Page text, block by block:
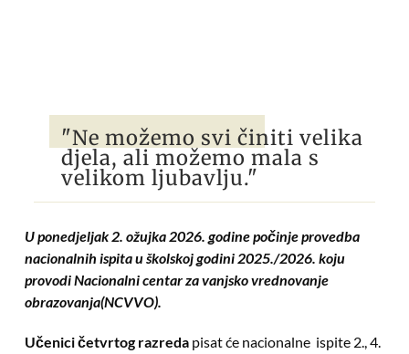
"Ne možemo svi činiti velika
djela, ali možemo mala s
velikom ljubavlju."
U ponedjeljak 2. ožujka 2026. godine počinje provedba
nacionalnih ispita u školskoj godini 2025./2026. koju
provodi Nacionalni centar za vanjsko vrednovanje
obrazovanja(NCVVO).
Učenici četvrtog razredapisat će nacionalne ispite 2., 4.